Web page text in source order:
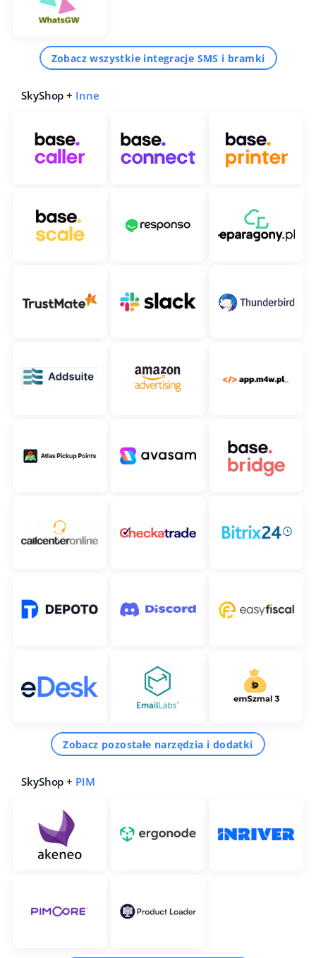
Zobacz wszystkie integracje SMS i bramki
SkyShop + Inne
Zobacz pozostałe narzędzia i dodatki
SkyShop + PIM